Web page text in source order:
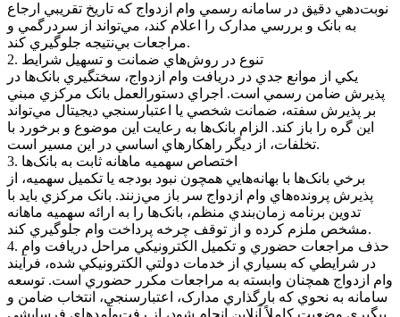
نوبت‌دهي دقيق در سامانه رسمي وام ازدواج که تاريخ تقريبي ارجاع
به بانک و بررسي مدارک را اعلام کند، مي‌تواند از سردرگمي و
مراجعات بي‌نتيجه جلوگيري کند.
2. تنوع در روش‌هاي ضمانت و تسهيل شرايط
يکي از موانع جدي در دريافت وام ازدواج، سختگيري بانک‌ها در
پذيرش ضامن رسمي است. اجراي دستورالعمل بانک مرکزي مبني
بر پذيرش سفته، ضمانت شخصي يا اعتبارسنجي ديجيتال مي‌تواند
اين گره را باز کند. الزام بانک‌ها به رعايت اين موضوع و برخورد با
تخلفات، از ديگر راهکارهاي اساسي در اين مسير است.
3. اختصاص سهميه ماهانه ثابت به بانک‌ها
برخي بانک‌ها با بهانه‌هايي همچون نبود بودجه يا تکميل سهميه، از
پذيرش پرونده‌هاي وام ازدواج سر باز مي‌زنند. بانک مرکزي بايد با
تدوين برنامه‌ زمان‌بندي منظم، بانک‌ها را به ارائه سهميه ماهانه
مشخص ملزم کرده و از توقف چرخه پرداخت وام جلوگيري کند.
4. حذف مراجعات حضوري و تکميل الکترونيکي مراحل دريافت وام
در شرايطي که بسياري از خدمات دولتي الکترونيکي شده، فرآيند
وام ازدواج همچنان وابسته به مراجعات مکرر حضوري است. توسعه
سامانه به نحوي که بارگذاري مدارک، اعتبارسنجي، انتخاب ضامن و
پيگيري وضعيت کاملاً آنلاين انجام شود، از رفت‌وآمدهاي فرسايشي